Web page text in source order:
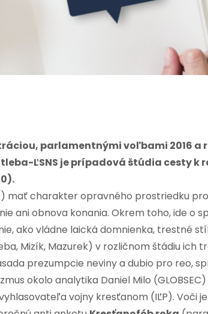
parlamentnými voľbami 2016 a
ĽSNS je prípadová štúdia cesty k
mať charakter opravného prostriedku
ani obnova konania. Okrem toho, ide o
ako vládne laická domnienka, trestné
Mizík, Mazurek) v rozličnom štádiu ich
prezumpcie neviny a dubio pro reo,
okolo analytika Daniel Milo
vojny kresťanom (IĽP). Voči